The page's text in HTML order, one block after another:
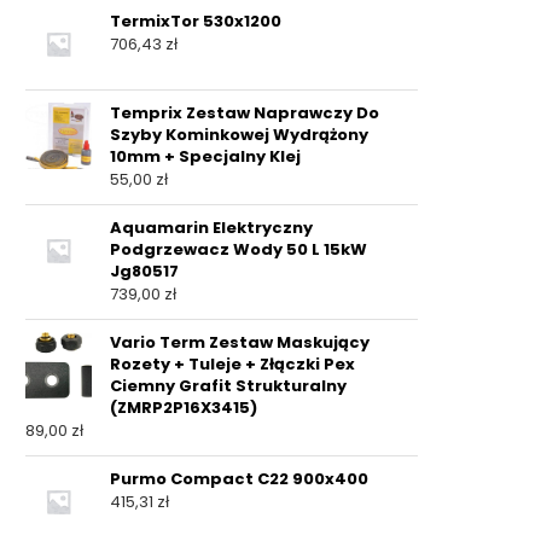
TermixTor 530x1200
706,43 zł
Temprix Zestaw Naprawczy Do
Szyby Kominkowej Wydrążony
10mm + Specjalny Klej
55,00 zł
Aquamarin Elektryczny
Podgrzewacz Wody 50 L 15kW
Jg80517
739,00 zł
Vario Term Zestaw Maskujący
Rozety + Tuleje + Złączki Pex
Ciemny Grafit Strukturalny
(ZMRP2P16X3415)
89,00 zł
Purmo Compact C22 900x400
415,31 zł